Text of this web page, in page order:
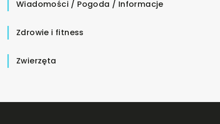
Wiadomości / Pogoda / Informacje
Zdrowie i fitness
Zwierzęta